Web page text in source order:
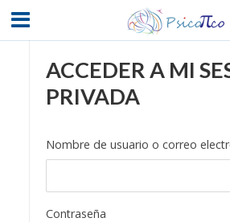
ACCEDER A MI
PRIVADA
Nombre de usuario o correo
Contraseña